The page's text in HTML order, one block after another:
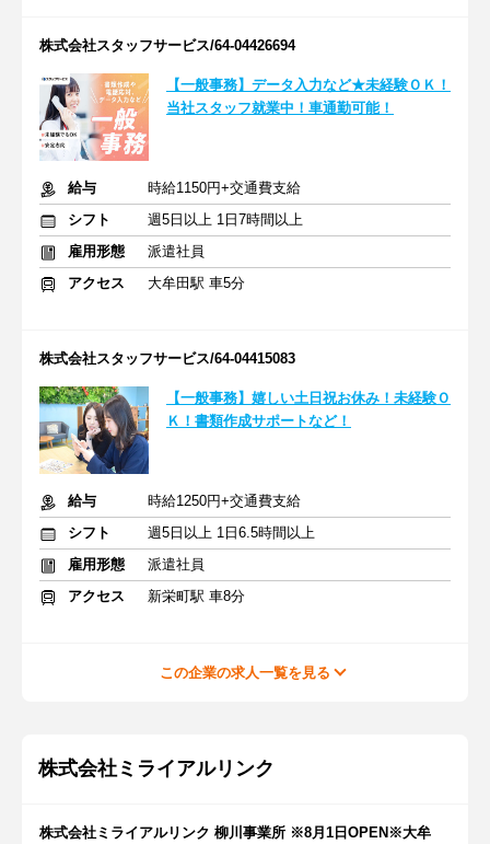
株式会社スタッフサービス/64-04426694
【一般事務】データ入力など★未経験ＯＫ！
当社スタッフ就業中！車通勤可能！
給与
時給1150円+交通費支給
シフト
週5日以上 1日7時間以上
雇用形態
派遣社員
アクセス
大牟田駅 車5分
株式会社スタッフサービス/64-04415083
【一般事務】嬉しい土日祝お休み！未経験Ｏ
Ｋ！書類作成サポートなど！
給与
時給1250円+交通費支給
シフト
週5日以上 1日6.5時間以上
雇用形態
派遣社員
アクセス
新栄町駅 車8分
この企業の求人一覧を見る
株式会社ミライアルリンク
株式会社ミライアルリンク 柳川事業所 ※8月1日OPEN※大牟